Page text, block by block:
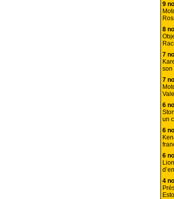
9
8
7
son
7
6
un
6
6
4